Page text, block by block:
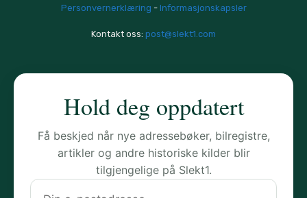
Personvernerklæring - Informasjonskapsler
Kontakt oss: post@slekt1.com
Hold deg oppdatert
Få beskjed når nye adressebøker, bilregistre,
artikler og andre historiske kilder blir
tilgjengelige på Slekt1.